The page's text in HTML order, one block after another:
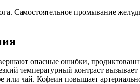
Самостоятельное промывание
опасные ошибки,
температурный контраст
чай. Кофеин повышает